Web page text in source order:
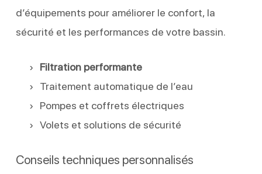
d’équipements pour améliorer le confort, la
sécurité et les performances de votre bassin.
Filtration performante
Traitement automatique de l’eau
Pompes et coffrets électriques
Volets et solutions de sécurité
Conseils techniques personnalisés